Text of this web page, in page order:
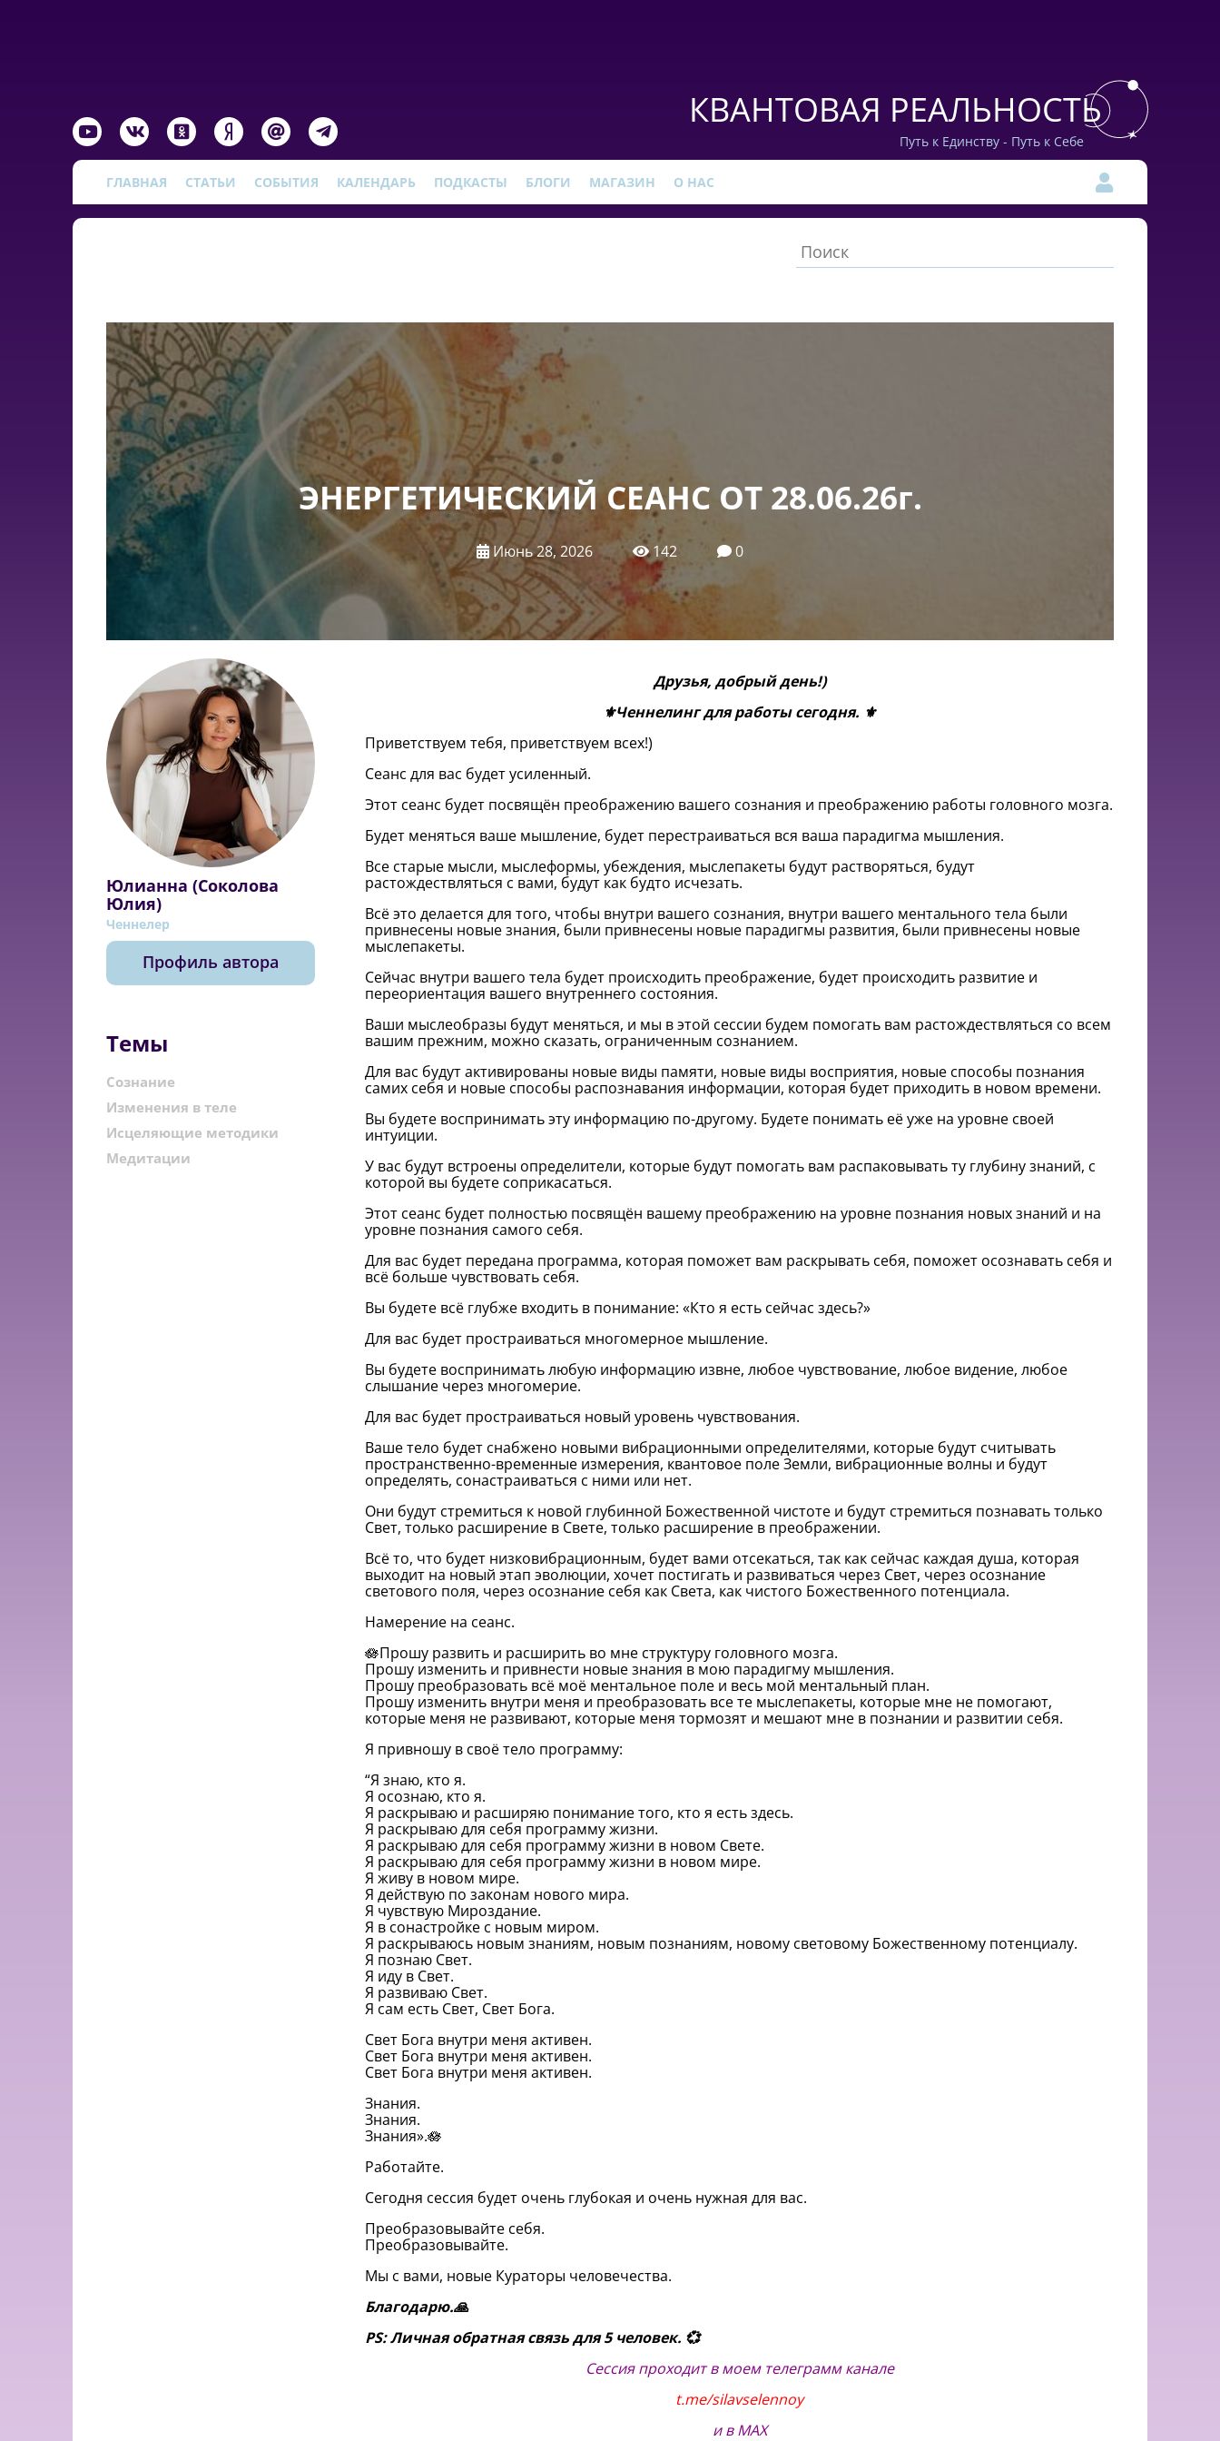
КВАНТОВАЯ РЕАЛЬНОСТЬ
Путь к Единству - Путь к Себе
ГЛАВНАЯ СТАТЬИ СОБЫТИЯ КАЛЕНДАРЬ ПОДКАСТЫ БЛОГИ МАГАЗИН О НАС
ЭНЕРГЕТИЧЕСКИЙ СЕАНС ОТ 28.06.26г.
Июнь 28, 2026 142 0
Юлианна (Соколова
Юлия)
Ченнелер
Профиль автора
Темы
Сознание
Изменения в теле
Исцеляющие методики
Медитации
Друзья, добрый день!)
⚜️Ченнелинг для работы сегодня. ⚜️
Приветствуем тебя, приветствуем всех!)
Сеанс для вас будет усиленный.
Этот сеанс будет посвящён преображению вашего сознания и преображению работы головного мозга.
Будет меняться ваше мышление, будет перестраиваться вся ваша парадигма мышления.
Все старые мысли, мыслеформы, убеждения, мыслепакеты будут растворяться, будут
растождествляться с вами, будут как будто исчезать.
Всё это делается для того, чтобы внутри вашего сознания, внутри вашего ментального тела были
привнесены новые знания, были привнесены новые парадигмы развития, были привнесены новые
мыслепакеты.
Сейчас внутри вашего тела будет происходить преображение, будет происходить развитие и
переориентация вашего внутреннего состояния.
Ваши мыслеобразы будут меняться, и мы в этой сессии будем помогать вам растождествляться со всем
вашим прежним, можно сказать, ограниченным сознанием.
Для вас будут активированы новые виды памяти, новые виды восприятия, новые способы познания
самих себя и новые способы распознавания информации, которая будет приходить в новом времени.
Вы будете воспринимать эту информацию по-другому. Будете понимать её уже на уровне своей
интуиции.
У вас будут встроены определители, которые будут помогать вам распаковывать ту глубину знаний, с
которой вы будете соприкасаться.
Этот сеанс будет полностью посвящён вашему преображению на уровне познания новых знаний и на
уровне познания самого себя.
Для вас будет передана программа, которая поможет вам раскрывать себя, поможет осознавать себя и
всё больше чувствовать себя.
Вы будете всё глубже входить в понимание: «Кто я есть сейчас здесь?»
Для вас будет простраиваться многомерное мышление.
Вы будете воспринимать любую информацию извне, любое чувствование, любое видение, любое
слышание через многомерие.
Для вас будет простраиваться новый уровень чувствования.
Ваше тело будет снабжено новыми вибрационными определителями, которые будут считывать
пространственно-временные измерения, квантовое поле Земли, вибрационные волны и будут
определять, сонастраиваться с ними или нет.
Они будут стремиться к новой глубинной Божественной чистоте и будут стремиться познавать только
Свет, только расширение в Свете, только расширение в преображении.
Всё то, что будет низковибрационным, будет вами отсекаться, так как сейчас каждая душа, которая
выходит на новый этап эволюции, хочет постигать и развиваться через Свет, через осознание
светового поля, через осознание себя как Света, как чистого Божественного потенциала.
Намерение на сеанс.
🪷Прошу развить и расширить во мне структуру головного мозга.
Прошу изменить и привнести новые знания в мою парадигму мышления.
Прошу преобразовать всё моё ментальное поле и весь мой ментальный план.
Прошу изменить внутри меня и преобразовать все те мыслепакеты, которые мне не помогают,
которые меня не развивают, которые меня тормозят и мешают мне в познании и развитии себя.
Я привношу в своё тело программу:
“Я знаю, кто я.
Я осознаю, кто я.
Я раскрываю и расширяю понимание того, кто я есть здесь.
Я раскрываю для себя программу жизни.
Я раскрываю для себя программу жизни в новом Свете.
Я раскрываю для себя программу жизни в новом мире.
Я живу в новом мире.
Я действую по законам нового мира.
Я чувствую Мироздание.
Я в сонастройке с новым миром.
Я раскрываюсь новым знаниям, новым познаниям, новому световому Божественному потенциалу.
Я познаю Свет.
Я иду в Свет.
Я развиваю Свет.
Я сам есть Свет, Свет Бога.
Свет Бога внутри меня активен.
Свет Бога внутри меня активен.
Свет Бога внутри меня активен.
Знания.
Знания.
Знания».🪷
Работайте.
Сегодня сессия будет очень глубокая и очень нужная для вас.
Преобразовывайте себя.
Преобразовывайте.
Мы с вами, новые Кураторы человечества.
Благодарю.🙏
PS: Личная обратная связь для 5 человек. 💞
Сессия проходит в моем телеграмм канале
t.me/silavselennoy
и в MAX